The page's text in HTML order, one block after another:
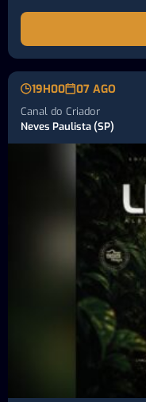
19H00 07 AGO
Canal do Criador
Neves Paulista (SP)